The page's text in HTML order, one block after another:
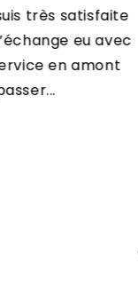
très satisfaite
eu avec
en amont